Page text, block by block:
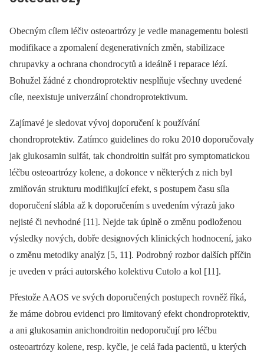
Obecným cílem léčiv osteoartrózy je vedle managementu bolesti
modifikace a zpomalení degenerativních změn, stabilizace
chrupavky a ochrana chondrocytů a ideálně i reparace lézí.
Bohužel žádné z chondroprotektiv nesplňuje všechny uvedené
cíle, neexistuje univerzální chondroprotektivum.
Zajímavé je sledovat vývoj doporučení k používání
chondroprotektiv. Zatímco guidelines do roku 2010 doporučovaly
jak glukosamin sulfát, tak chondroitin sulfát pro symptomatickou
léčbu osteoartrózy kolene, a dokonce v některých z nich byl
zmiňován strukturu modifikující efekt, s postupem času síla
doporučení slábla až k doporučením s uvedením výrazů jako
nejisté či nevhodné [11]. Nejde tak úplně o změnu podloženou
výsledky nových, dobře designových klinických hodnocení, jako
o změnu metodiky analýz [5, 11]. Podrobný rozbor dalších příčin
je uveden v práci autorského kolektivu Cutolo a kol [11].
Přestože AAOS ve svých doporučených postupech rovněž říká,
že máme dobrou evidenci pro limitovaný efekt chondroprotektiv,
a ani glukosamin anichondroitin nedoporučují pro léčbu
osteoartrózy kolene, resp. kyčle, je celá řada pacientů, u kterých